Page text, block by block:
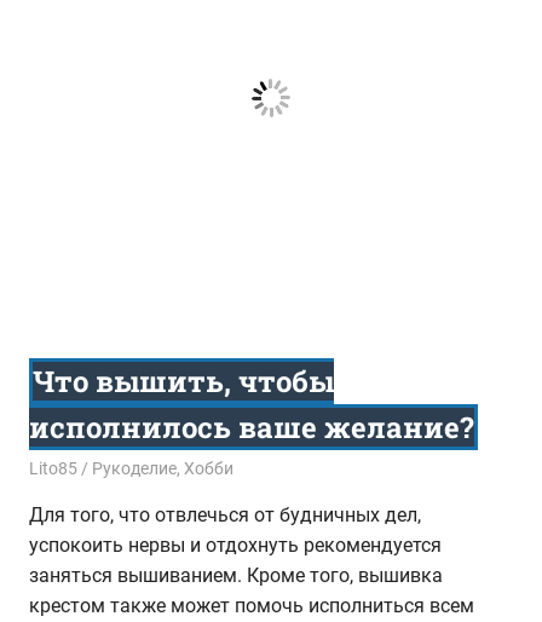
Что вышить, чтобы
исполнилось ваше желание?
30.06.2016
Lito85 Рукоделие, Хобби
Для того, что отвлечься от будничных дел,
успокоить нервы и отдохнуть рекомендуется
заняться вышиванием. Кроме того, вышивка
крестом также может помочь исполниться всем